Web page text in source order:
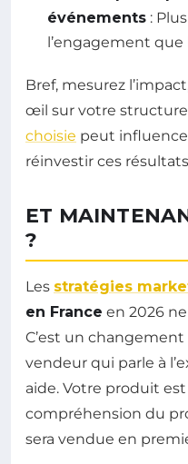
événements :
l’engagement
Bref, mesurez
œil sur votre structure
choisie peut
réinvestir ces
ET
?
Les stratégies
en France en 2026
C’est un
vendeur qui parle à
aide. Votre produit
compréhension du
sera vendue en